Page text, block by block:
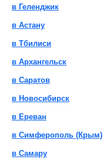
в Геленджик
в Астану
в Тбилиси
в Архангельск
в Саратов
в Новосибирск
в Ереван
в Симферополь (Крым)
в Самару